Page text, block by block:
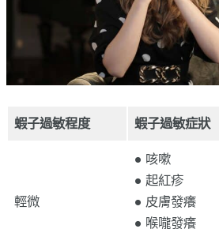
蝦子過敏程度 蝦子過敏症狀
輕微
● 咳嗽
● 起紅疹
● 皮膚發癢
● 喉嚨發癢